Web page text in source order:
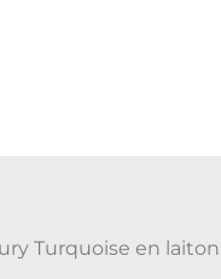
Turquoise en